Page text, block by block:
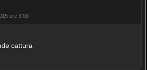
ore 3:00
cattura